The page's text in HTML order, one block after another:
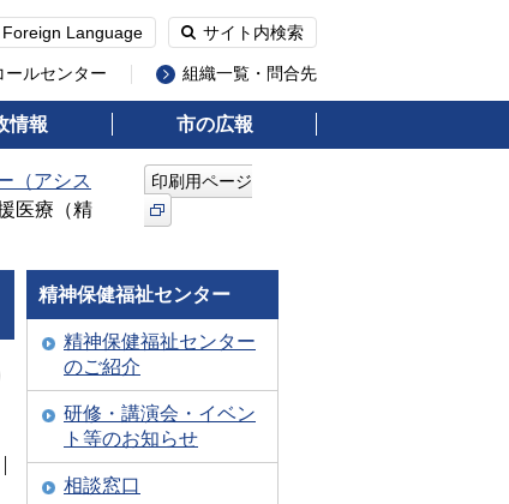
Foreign Language サイト内検索
ールセンター 組織一覧・問合先
情報 市の広報
（アシス
医療（精
印刷用ページ
精神保健福祉センター
精神保健福祉センター
のご紹介
研修・講演会・イベン
ト等のお知らせ
相談窓口